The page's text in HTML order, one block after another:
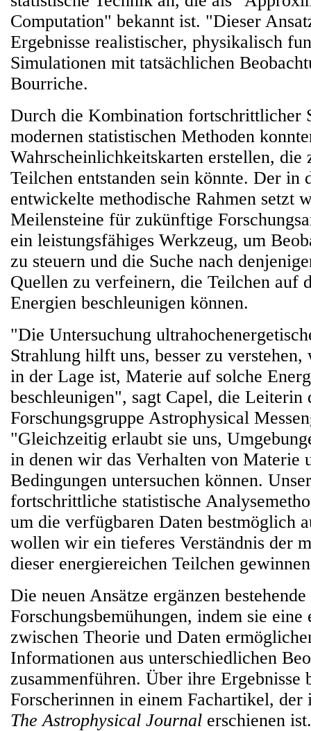
Computation" bekannt ist. "Dieser
Ergebnisse realistischer, physikalisch
Simulationen mit tatsächlichen
Bourriche.
Durch die Kombination fortschrittlicher
modernen statistischen Methoden
Wahrscheinlichkeitskarten erstellen, die
Teilchen entstanden sein könnte. Der in
entwickelte methodische Rahmen setzt
Meilensteine für zukünftige
ein leistungsfähiges Werkzeug, um
zu steuern und die Suche nach
Quellen zu verfeinern, die Teilchen auf
Energien beschleunigen können.
"Die Untersuchung
Strahlung hilft uns, besser zu
in der Lage ist, Materie auf solche
beschleunigen", sagt Capel, die Leiterin
Forschungsgruppe Astrophysical
"Gleichzeitig erlaubt sie uns,
in denen wir das Verhalten von Materie
Bedingungen untersuchen können.
fortschrittliche statistische
um die verfügbaren Daten bestmöglich
wollen wir ein tieferes Verständnis der
dieser energiereichen Teilchen
Die neuen Ansätze ergänzen bestehende
Forschungsbemühungen, indem sie eine
zwischen Theorie und Daten
Informationen aus unterschiedlichen
zusammenführen. Über ihre Ergebnisse
Forscherinnen in einem Fachartikel,
The Astrophysical Journal erschienen ist.